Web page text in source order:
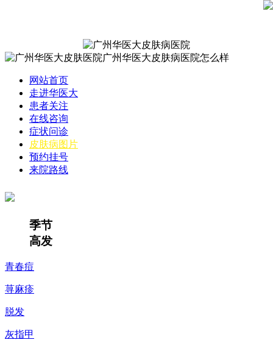
网站首页
走进华医大
患者关注
在线咨询
症状问诊
皮肤病图片
预约挂号
来院路线
季节
高发
青春痘
荨麻疹
脱发
灰指甲